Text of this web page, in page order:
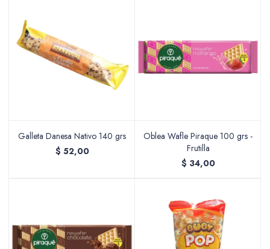
Galleta Danesa Nativo 140 grs
$ 52,00
Oblea Wafle Piraque 100 grs -
Frutilla
$ 34,00